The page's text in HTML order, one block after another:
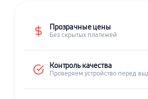
Прозрачные цены
Без скрытых платежей
Контроль качества
Проверяем устройство перед